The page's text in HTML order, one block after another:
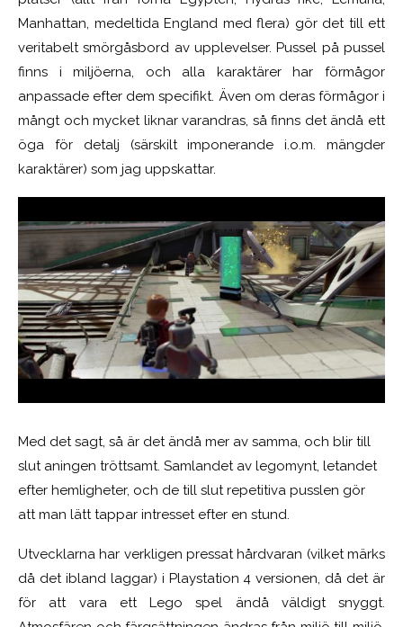
Manhattan, medeltida England med flera) gör det till ett
veritabelt smörgåsbord av upplevelser. Pussel på pussel
finns i miljöerna, och alla karaktärer har förmågor
anpassade efter dem specifikt. Även om deras förmågor i
mångt och mycket liknar varandras, så finns det ändå ett
öga för detalj (särskilt imponerande i.o.m. mängder
karaktärer) som jag uppskattar.
Med det sagt, så är det ändå mer av samma, och blir till
slut aningen tröttsamt. Samlandet av legomynt, letandet
efter hemligheter, och de till slut repetitiva pusslen gör
att man lätt tappar intresset efter en stund.
Utvecklarna har verkligen pressat hårdvaran (vilket märks
då det ibland laggar) i Playstation 4 versionen, då det är
för att vara ett Lego spel ändå väldigt snyggt.